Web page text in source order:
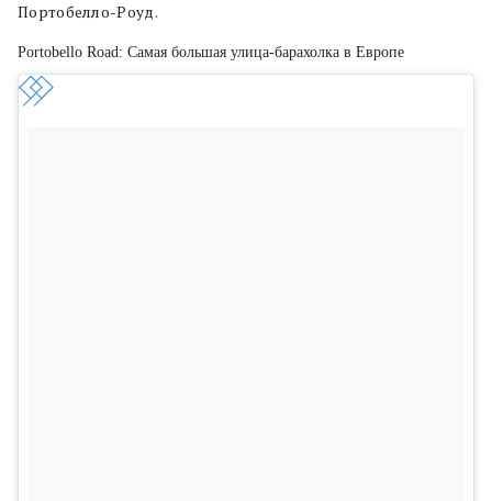
Портобелло-Роуд.
Portobello Road: Самая большая улица-барахолка в Европе